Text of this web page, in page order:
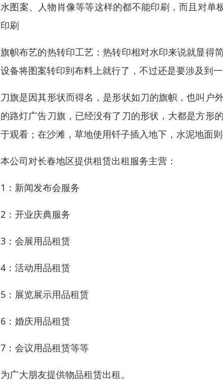
水图案、人物肖像等等这样的都不能印刷，而且对
印刷
旗帜布艺的热转印工艺：热转印相对水印来说就显得
设备将图案转印到布料上就行了，不过还是要涉及到
刀旗是因其形状而得名，是形状如刀的旗帜，也叫户
的路灯广告刀旗，已经没有了刀的形状，大都是方形
于观看；在沙滩，草地使用钎子插入地下，水泥地面
本公司对长春地区提供租赁出租服务主营：
1：新闻发布会服务
2：开业庆典服务
3：会展用品租赁
4：活动用品租赁
5：展览展示用品租赁
6：婚庆用品租赁
7：会议用品租赁等等
为广大朋友提供物品租赁出租。